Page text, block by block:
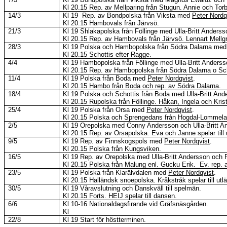
Kl 20.15 Rep. av Mellparing frånStugun. Annie och
14/3
Kl 19 Rep. av Bondpolska frånVikstamed Peter
Kl 20.15 Hambovals från Järvsö.
21/3
Kl 19Shlakapolskafrån Föllinge med Ulla-Britt
Kl 20.15 Rep. av Hambovals från Järvsö. Lennart
28/3
Kl 19 Polska och Hambopolska från Södra Dalarna
Kl 20.15 Schottis efter Ragge.
4/4
Kl 19 Hambopolska från Föllinge med Ulla-Britt
Kl 20.15 Rep. av Hambopolska från Södra Dalarna o
11/4
Kl 19 Polska från Boda med Peter Nordqvist.
Kl 20.15 Hambo från Boda och rep. av Södra Dalarna.
18/4
Kl 19 Polska och Schottis från Boda med Ulla-Britt
Kl 20.15 Rupolska från Föllinge. Håkan, Ingela och
25/4
Kl 19 Polska från Orsa med Peter Nordqvist.
Kl 20.15 Polska ochSprengedans från Hogdal-
2/5
Kl 19 Orepolska med Conny Andersson och Ulla-Britt
Kl 20.15 Rep. av Orsapolska. Eva och Janne spelar till
9/5
Kl 19 Rep. av Finnskogspols med Peter Nordqvist.
Kl 20.15 Polska från Kungsviken.
16/5
Kl 19 Rep. av Orepolska med Ulla-Britt Andersson och
Kl 20.15 Polska från Malung enl.Gucku Erik.
Ev. rep.
23/5
Kl 19 Polska från Klarälvdalen med Peter Nordqvist.
Kl 20.15 Halländsksnoepolska. Kråkstråk spelar till
30/5
Kl 19 Våravslutning och Danskväll till spelmän.
Kl 20.15 Forts. HEIJ spelar till dansen.
6/6
Kl 10-16 Nationaldagsfirande vid Gräfsnäsgården.
Kl
22/8
Kl 19 Start för höstterminen.